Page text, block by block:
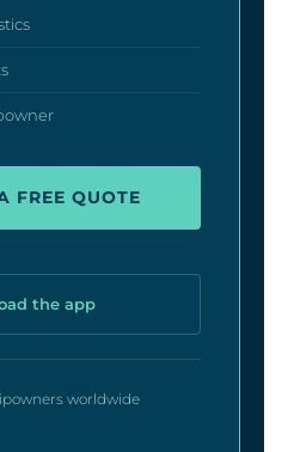
FREE QUOTE
the app
worldwide